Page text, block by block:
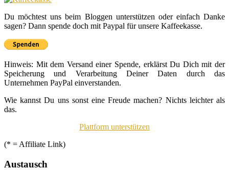
Du möchtest uns beim Bloggen unterstützen oder einfach Danke
sagen? Dann spende doch mit Paypal für unsere Kaffeekasse.
Hinweis: Mit dem Versand einer Spende, erklärst Du Dich mit der
Speicherung und Verarbeitung Deiner Daten durch das
Unternehmen PayPal einverstanden.
Wie kannst Du uns sonst eine Freude machen? Nichts leichter als
das.
Plattform unterstützen
(* = Affiliate Link)
Austausch